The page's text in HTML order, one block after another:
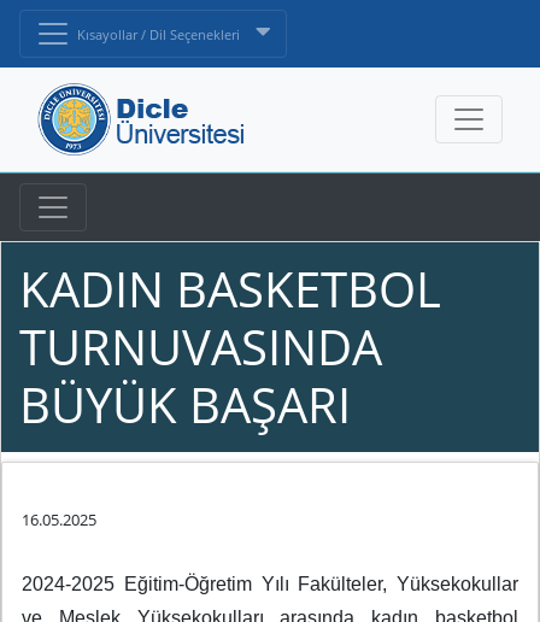
Kısayollar / Dil Seçenekleri
KADIN BASKETBOL
TURNUVASINDA
BÜYÜK BAŞARI
16.05.2025
2024-2025 Eğitim-Öğretim Yılı Fakülteler, Yüksekokullar